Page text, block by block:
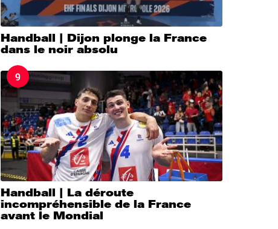
Handball | Dijon plonge la France
dans le noir absolu
9
Handball | La déroute
incompréhensible de la France
avant le Mondial